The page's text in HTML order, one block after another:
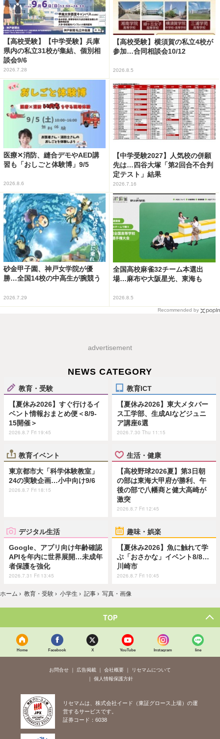
【高校受験】【中学受験】兵庫
県内の私立31校が集結、個別相
談会9/6
2026.7.28
【高校受験】横須賀の私立4校が
参加…合同相談会10/12
2026.8.5
医療✕消防、縫合デモやAED講
習も「おしごと体験博」9/5
2026.8.6
【中学受験2027】人気校の併願
先は…四谷大塚「第2回合不合判
定テスト」結果
2026.7.16
砂金甲子園、神戸女学院が優
勝…全国14校の中高生が腕競う
2026.7.29
全国高校麻雀32チーム本選出
場…麻布や大阪星光、東海も
2026.8.5
Recommended by
advertisement
NEWS CATEGORY
教育・受験
【夏休み2026】すぐ行けるイ
ベント情報おまとめ便＜8/9-
15開催＞
2026.8.7 Fri 19:45
教育ICT
【夏休み2026】東大メタバー
ス工学部、生成AIなどジュニ
ア講座6選
2026.7.30 Thu 11:15
教育イベント
東京都市大「科学体験教室」
24の実験企画…小中向け9/6
2026.8.7 Fri 18:15
生活・健康
【高校野球2026夏】第3日朝
の部は東海大甲府が勝利、午
後の部で八幡商と健大高崎が
激突
2026.8.7 Fri 12:45
デジタル生活
Google、アプリ向け年齢確認
APIを年内に世界展開…未成年
者保護を強化
2026.7.31 Fri 13:45
趣味・娯楽
【夏休み2026】魚に触れて学
ぶ「おさかな」イベント8/8…
川崎市
2026.8.7 Fri 10:45
ホーム › 教育・受験 › 小学生 › 記事 › 写真・画像
TOP
Home Facebook X YouTube Instagram line
お問合せ 広告掲載 会社概要
リセマムについて
個人情報保護方針
リセマムは、株式会社イード（東証グロース上場）の運
営するサービスです。
証券コード：6038